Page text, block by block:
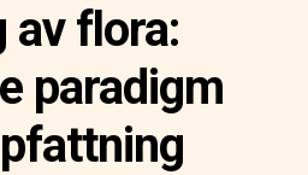
av flora:
paradigm